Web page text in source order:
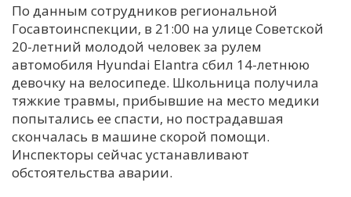
М
Н
Х
Ч
Я
По данным сотрудников региональной
Госавтоинспекции, в 21:00 на улице Советской
20-летний молодой человек за рулем
автомобиля Hyundai Elantra сбил 14-летнюю
девочку на велосипеде. Школьница получила
тяжкие травмы, прибывшие на место медики
попытались ее спасти, но пострадавшая
скончалась в машине скорой помощи.
Инспекторы сейчас устанавливают
обстоятельства аварии.